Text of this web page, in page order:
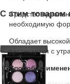
Средство
необходимую
Обладает
растекается с
Способ
С этим товаром